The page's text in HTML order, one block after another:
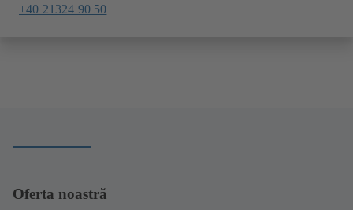
+40 21324 90 50
Oferta noastră